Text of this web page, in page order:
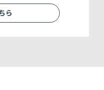
ら